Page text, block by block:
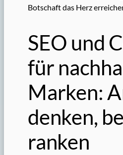
Botschaft das Herz
SEO und
für
Marken:
denken,
ranken